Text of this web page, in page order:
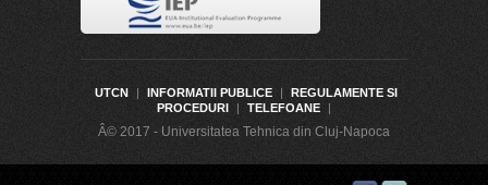
UTCN | INFORMATII PUBLICE |
REGULAMENTE SI
PROCEDURI
| TELEFOANE |
Â© 2017 - Universitatea Tehnica din Cluj-Napoca